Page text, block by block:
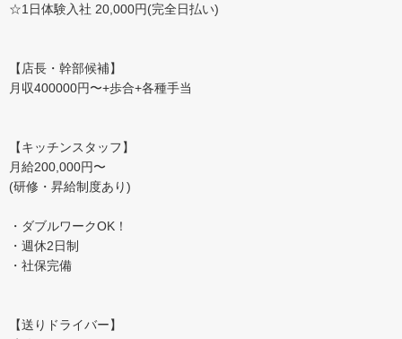
☆1日体験入社 20,000円(完全日払い)
【店長・幹部候補】
月収400000円〜+歩合+各種手当
【キッチンスタッフ】
月給200,000円〜
(研修・昇給制度あり)
・ダブルワークOK！
・週休2日制
・社保完備
【送りドライバー】